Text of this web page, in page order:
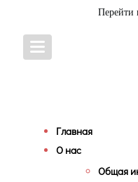
Перейти
Главная
О нас
Общая